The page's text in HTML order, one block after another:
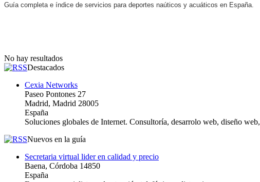
Guía completa e índice de servicios para deportes naúticos y acuáticos en España.
No hay resultados
Destacados
Cexia Networks
Paseo Pontones 27
Madrid, Madrid 28005
España
Soluciones globales de Internet. Consultoría, desarrolo web, diseño web,
Nuevos en la guía
Secretaria virtual lider en calidad y precio
Baena, Córdoba 14850
España